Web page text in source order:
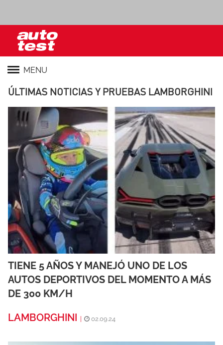
MENU
ÚLTIMAS NOTICIAS Y PRUEBAS LAMBORGHINI
TIENE 5 AÑOS Y MANEJÓ UNO DE LOS
AUTOS DEPORTIVOS DEL MOMENTO A MÁS
DE 300 KM/H
LAMBORGHINI
02.09.24